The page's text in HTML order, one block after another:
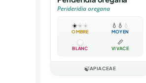
Perideridia oregana
☀️☀️☀️
OMBRE
💧 💧 💧
MOYEN
BLANC
📏
VIVACE
🍃APIACEAE